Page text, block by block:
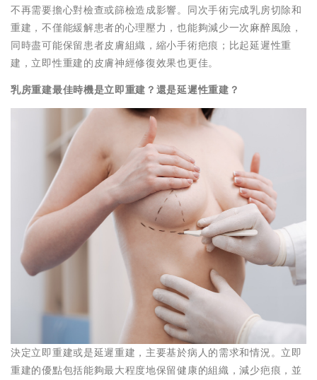
不再需要擔心對檢查或篩檢造成影響。同次手術完成乳房切除和
重建，不僅能緩解患者的心理壓力，也能夠減少一次麻醉風險，
同時盡可能保留患者皮膚組織，縮小手術疤痕；比起延遲性重
建，立即性重建的皮膚神經修復效果也更佳。
乳房重建最佳時機是立即重建？還是延遲性重建？
決定立即重建或是延遲重建，主要基於病人的需求和情況。立即
重建的優點包括能夠最大程度地保留健康的組織，減少疤痕，並